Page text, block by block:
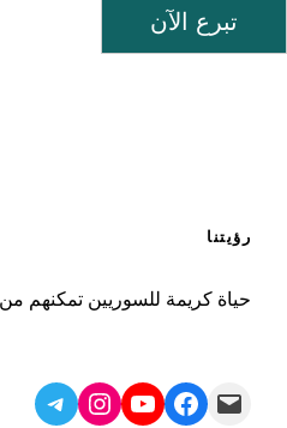
تبرع الآن
رؤيتنا
حياة كريمة للسوريين تمكنهم
Mail
Facebook
YouTube
Instagram
Telegram